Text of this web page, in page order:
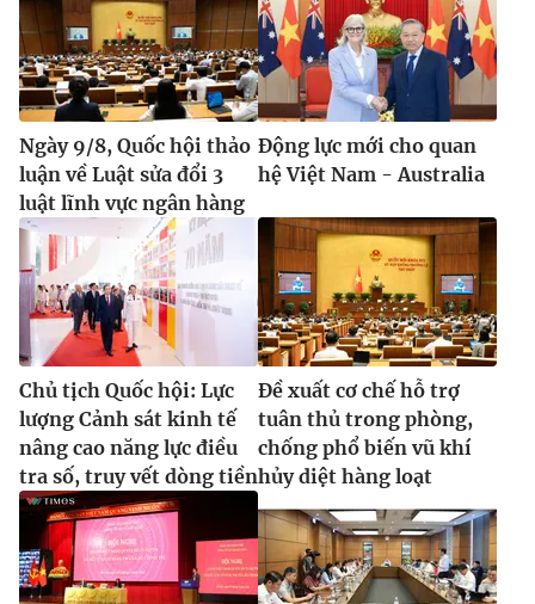
Ngày 9/8, Quốc hội thảo
luận về Luật sửa đổi 3
luật lĩnh vực ngân hàng
Động lực mới cho quan
hệ Việt Nam - Australia
Chủ tịch Quốc hội: Lực
lượng Cảnh sát kinh tế
nâng cao năng lực điều
tra số, truy vết dòng tiền
Đề xuất cơ chế hỗ trợ
tuân thủ trong phòng,
chống phổ biến vũ khí
hủy diệt hàng loạt